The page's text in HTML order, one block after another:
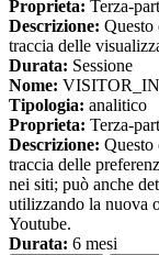
Proprieta: Terza-
Descrizione: Questo
traccia delle
Durata: Sessione
Nome:
Tipologia: analitico
Proprieta: Terza-
Descrizione: Questo
traccia delle
nei siti; può anche
utilizzando la nuova
Youtube.
Durata: 6 mesi